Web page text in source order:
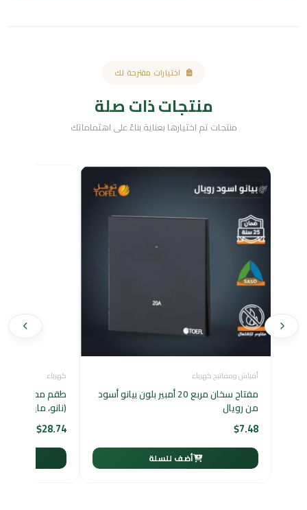
اختيارات مقترحة لك
منتجات ذات صلة
منتجات تم اختيارها بعناية بناءً على اهتماماتك
أفياش ومفاتيح كهرباء
مفتاح سخان مربع 20 أمبير بلون بيانو أسود
من رويال
$7.48
أضف للسلة
كهرباء
(نانو، مايكرو،
$28.74